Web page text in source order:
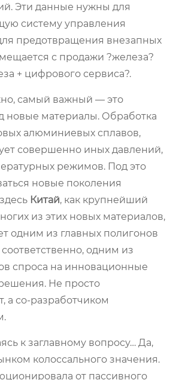
Эти данные нужны для
систему управления
предотвращения внезапных
с продажи ?железа?
+ цифрового сервиса?.
самый важный — это
новые материалы. Обработка
алюминиевых сплавов,
совершенно иных давлений,
режимов. Под это
новые поколения
Китай, как крупнейший
из этих новых материалов,
одним из главных полигонов
одним из
спроса на инновационные
Не просто
а со-разработчиком
к заглавному вопросу… Да,
колоссального значения.
от пассивного